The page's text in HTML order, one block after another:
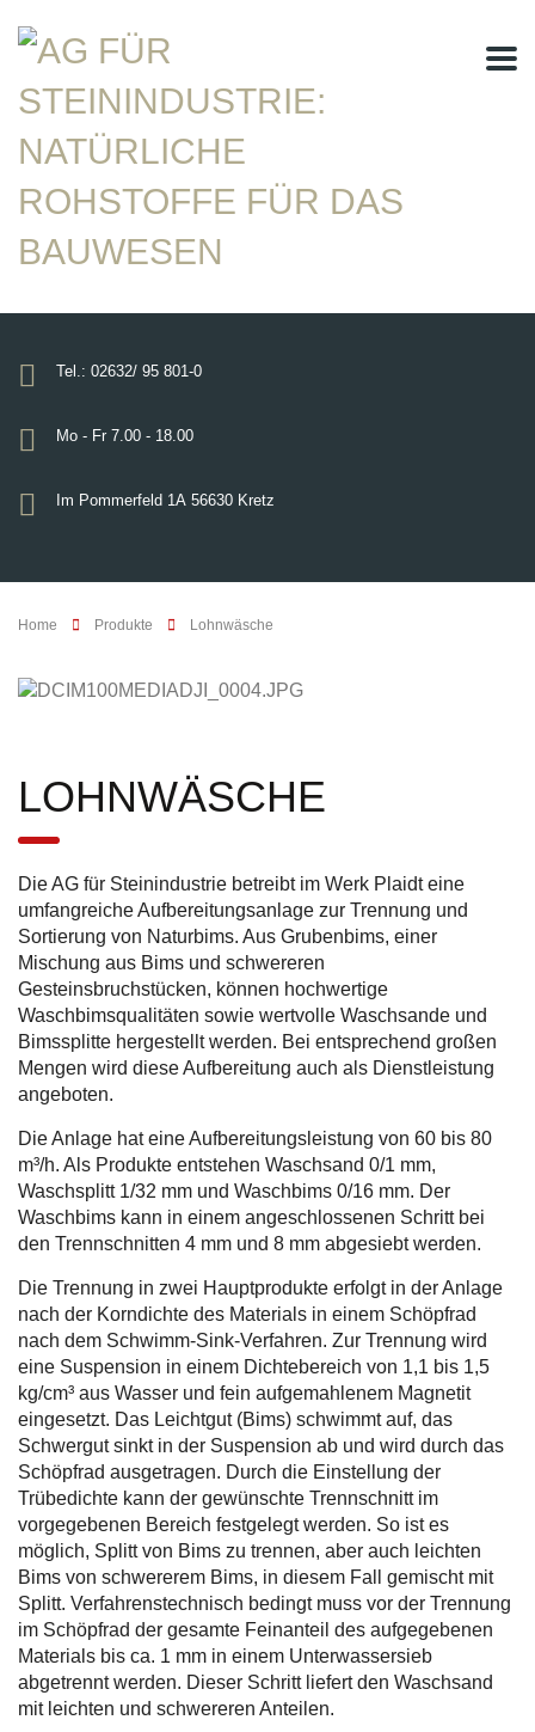
Tel.: 02632/ 95 801-0
Mo - Fr 7.00 - 18.00
Im Pommerfeld 1A 56630 Kretz
Home Produkte Lohnwäsche
LOHNWÄSCHE
Die AG für Steinindustrie betreibt im Werk Plaidt eine
umfangreiche Aufbereitungsanlage zur Trennung und
Sortierung von Naturbims. Aus Grubenbims, einer
Mischung aus Bims und schwereren
Gesteinsbruchstücken, können hochwertige
Waschbimsqualitäten sowie wertvolle Waschsande und
Bimssplitte hergestellt werden. Bei entsprechend großen
Mengen wird diese Aufbereitung auch als Dienstleistung
angeboten.
Die Anlage hat eine Aufbereitungsleistung von 60 bis 80
m³/h. Als Produkte entstehen Waschsand 0/1 mm,
Waschsplitt 1/32 mm und Waschbims 0/16 mm. Der
Waschbims kann in einem angeschlossenen Schritt bei
den Trennschnitten 4 mm und 8 mm abgesiebt werden.
Die Trennung in zwei Hauptprodukte erfolgt in der Anlage
nach der Korndichte des Materials in einem Schöpfrad
nach dem Schwimm-Sink-Verfahren. Zur Trennung wird
eine Suspension in einem Dichtebereich von 1,1 bis 1,5
kg/cm³ aus Wasser und fein aufgemahlenem Magnetit
eingesetzt. Das Leichtgut (Bims) schwimmt auf, das
Schwergut sinkt in der Suspension ab und wird durch das
Schöpfrad ausgetragen. Durch die Einstellung der
Trübedichte kann der gewünschte Trennschnitt im
vorgegebenen Bereich festgelegt werden. So ist es
möglich, Splitt von Bims zu trennen, aber auch leichten
Bims von schwererem Bims, in diesem Fall gemischt mit
Splitt. Verfahrenstechnisch bedingt muss vor der Trennung
im Schöpfrad der gesamte Feinanteil des aufgegebenen
Materials bis ca. 1 mm in einem Unterwassersieb
abgetrennt werden. Dieser Schritt liefert den Waschsand
mit leichten und schwereren Anteilen.